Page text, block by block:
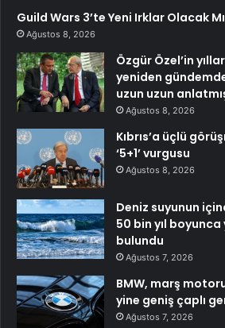
Guild Wars 3’te Yeni Irklar Olacak
Ağustos 8, 2026
Özgür Özel’in
yeniden
uzun uzun
Ağustos 8, 2026
Kıbrıs’a üçlü
‘5+1’ vurgusu
Ağustos 8, 2026
Deniz suyunun
50 bin yıl
bulundu
Ağustos 7, 2026
BMW, marş
yine geniş çaplı
Ağustos 7, 2026